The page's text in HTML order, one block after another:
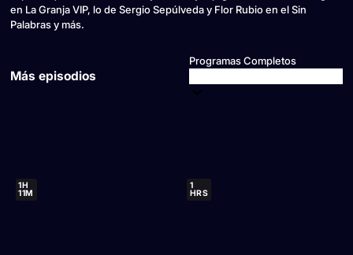
en La Granja VIP, lo de Sergio Sepúlveda y Flor Rubio en el Sin
Palabras y más.
Más episodios
Programas Completos
1H
11M
1
HRS